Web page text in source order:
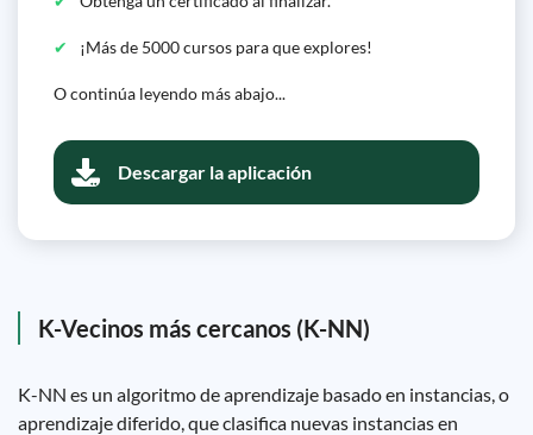
¡Más de 5000 cursos para que explores!
O continúa leyendo más abajo...
Descargar la aplicación
K-Vecinos más cercanos (K-NN)
K-NN es un algoritmo de aprendizaje basado en instancias, o
aprendizaje diferido, que clasifica nuevas instancias en